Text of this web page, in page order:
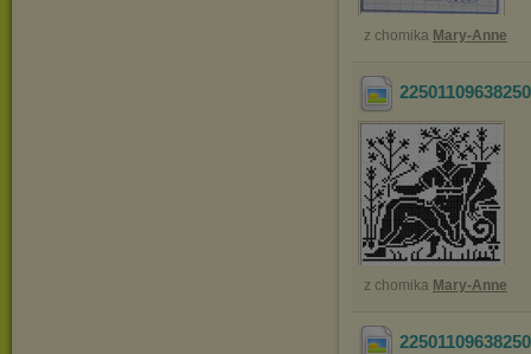
z chomika Mary-Anne
z chomika Mary-Anne